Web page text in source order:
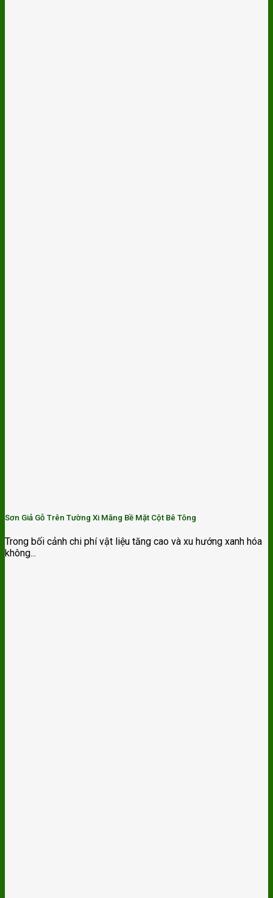
Sơn Giả Gỗ Trên Tường Xi Măng Bề Mặt Cột Bê Tông
Trong bối cảnh chi phí vật liệu tăng cao và xu hướng xanh hóa
không...